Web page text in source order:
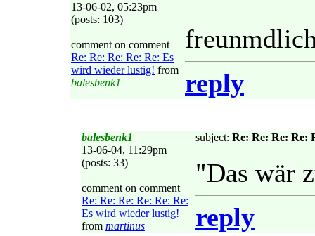
13-06-02, 05:23pm
(posts: 103)
comment on comment
Re: Re: Re: Re: Re: Es
wird wieder lustig! from
balesbenk1
reply
balesbenk1
13-06-04, 11:29pm
(posts: 33)
comment on comment
Re: Re: Re: Re: Re: Re:
Es wird wieder lustig!
from martinus
subject: Re: Re: Re: Re:
"Das wär
reply